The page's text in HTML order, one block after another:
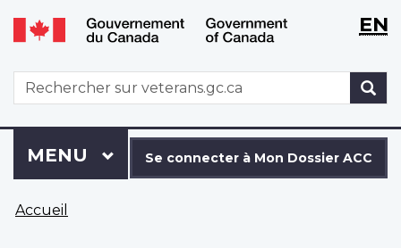
Aller
au
principal
Passer
à
version
HTML
simplifiée
WxT
WxTEN
WxT
Search
form
connecter
à
Dossier
Se connecter à Mon Dossier ACC
Menu
MENU PRINCIPAL
êtes
Accueil